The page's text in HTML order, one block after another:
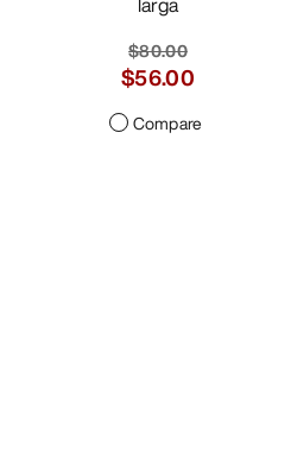
$80.00
$56.00
Compare